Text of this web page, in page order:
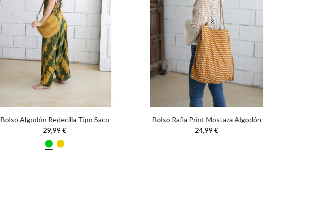
Bolso Algodón Redecilla Tipo Saco
29,99 €
Bolso Rafia Print Mostaza Algodón
24,99 €